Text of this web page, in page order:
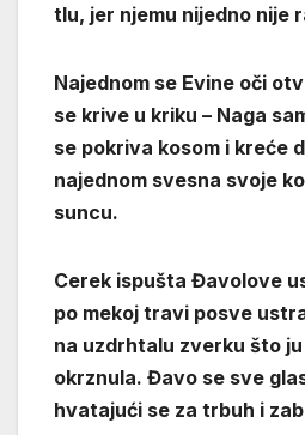
tlu, jer njemu nijedno nije
Najednom se Evine oči
se krive u kriku – Naga
se pokriva kosom i kreće
najednom svesna svoje
suncu.
Cerek ispušta Đavolove
po mekoj travi posve
na uzdrhtalu zverku što
okrznula. Đavo se sve
hvatajući se za trbuh i